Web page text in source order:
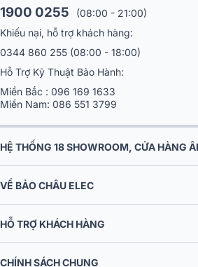
1900 0255
(08:00 - 21:00)
Khiếu nại, hỗ trợ khách hàng:
0344 860 255 (08:00 - 18:00)
Hỗ Trợ Kỹ Thuật Bảo Hành:
Miền Bắc : 096 169 1633
Miền Nam: 086 551 3799
HỆ THỐNG 18 SHOWROOM, CỬA HÀNG
VỀ BẢO CHÂU ELEC
HỖ TRỢ KHÁCH HÀNG
CHÍNH SÁCH CHUNG